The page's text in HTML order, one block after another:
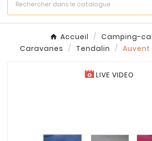
Accueil
Camping-
Caravanes
Tendalin Auvent
LIVE VIDEO